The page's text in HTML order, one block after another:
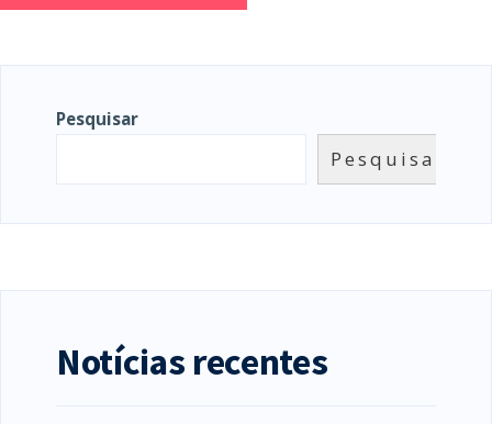
Pesquisar
Pesquisar
Notícias recentes